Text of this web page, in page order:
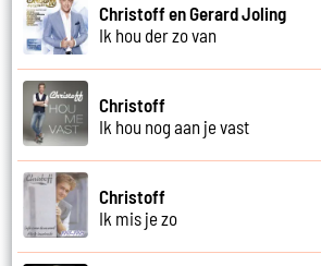
Christoff en Gerard Joling
Ik hou der zo van
Christoff
Ik hou nog aan je vast
Christoff
Ik mis je zo